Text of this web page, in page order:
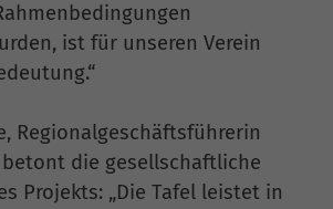
ist für unseren Verein
Regionalgeschäftsführerin
betont die gesellschaftliche
Projekts: „Die Tafel leistet in